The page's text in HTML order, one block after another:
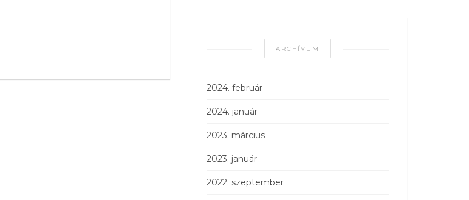
ARCHÍVUM
2024. február
2024. január
2023. március
2023. január
2022. szeptember